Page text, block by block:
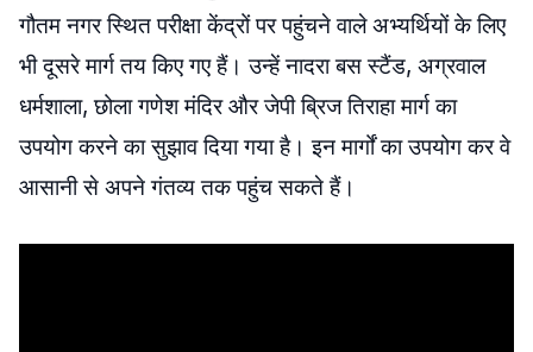
गौतम नगर स्थित परीक्षा केंद्रों पर पहुंचने वाले अभ्यर्थियों के लिए
भी दूसरे मार्ग तय किए गए हैं। उन्हें नादरा बस स्टैंड, अग्रवाल
धर्मशाला, छोला गणेश मंदिर और जेपी ब्रिज तिराहा मार्ग का
उपयोग करने का सुझाव दिया गया है। इन मार्गों का उपयोग कर वे
आसानी से अपने गंतव्य तक पहुंच सकते हैं।